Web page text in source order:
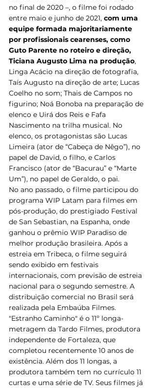
no final de 2020 –, o filme foi rodado
entre maio e junho de 2021, com uma
equipe formada majoritariamente
por profissionais cearenses, como
Guto Parente no roteiro e direção,
Ticiana Augusto Lima na produção,
Linga Acácio na direção de fotografia,
Taís Augusto na direção de arte; Lucas
Coelho no som; Thais de Campos no
figurino; Noá Bonoba na preparação de
elenco e Uirá dos Reis e Fafa
Nascimento na trilha musical. No
elenco, os protagonistas são Lucas
Limeira (ator de “Cabeça de Nêgo”), no
papel de David, o filho, e Carlos
Francisco (ator de “Bacurau” e “Marte
Um”), no papel de Geraldo, o pai.
No ano passado, o filme participou do
programa WIP Latam para filmes em
pós-produção, do prestigiado Festival
de San Sebastian, na Espanha, onde
ganhou o prêmio WIP Paradiso de
melhor produção brasileira. Após a
estreia em Tribeca, o filme seguirá
sendo exibido em festivais
internacionais, com previsão de estreia
nacional para o segundo semestre. A
distribuição comercial no Brasil será
realizada pela Embaúba Filmes.
"Estranho Caminho" é o 11º longa-
metragem da Tardo Filmes, produtora
independente de Fortaleza, que
completou recentemente 10 anos de
existência. Além dos 11 longas, a
produtora também tem no currículo 11
curtas e uma série de TV. Seus filmes já